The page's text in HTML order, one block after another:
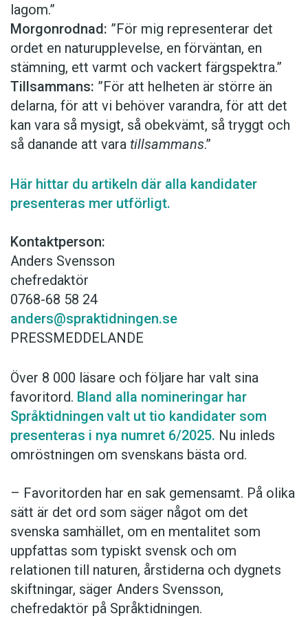
lagom.”
Morgonrodnad: ”För mig representerar det
ordet en naturupplevelse, en förväntan, en
stämning, ett varmt och vackert färgspektra.”
Tillsammans: ”För att helheten är större än
delarna, för att vi behöver varandra, för att det
kan vara så mysigt, så obekvämt, så tryggt och
så danande att vara tillsammans.”
Här hittar du artikeln där alla kandidater
presenteras mer utförligt.
Kontaktperson:
Anders Svensson
chefredaktör
0768-68 58 24
anders@spraktidningen.se
PRESSMEDDELANDE
Över 8 000 läsare och följare har valt sina
favoritord. Bland alla nomineringar har
Språktidningen valt ut tio kandidater som
presenteras i nya numret 6/2025. Nu inleds
omröstningen om svenskans bästa ord.
– Favoritorden har en sak gemensamt. På olika
sätt är det ord som säger något om det
svenska samhället, om en mentalitet som
uppfattas som typiskt svensk och om
relationen till naturen, årstiderna och dygnets
skiftningar, säger Anders Svensson,
chefredaktör på Språktidningen.